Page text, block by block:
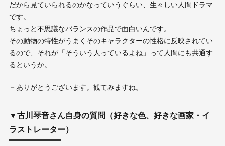
だから見ていられるのかなっていうぐらい、生々しい人間ドラマ
です。
ちょっと不思議なバランスの作品で面白いんです。
その動物の特性がうまくそのキャラクターの性格に反映されてい
るので、それが「そういう人っているよね」って人間にも共通す
るというか。
－ありがとうございます。観てみますね。
▼古川琴音さん自身の質問（好きな色、好きな画家・イ
ラストレーター）